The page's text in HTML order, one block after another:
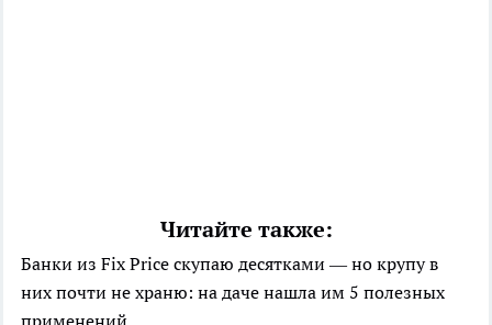
Читайте также:
Банки из Fix Price скупаю десятками — но крупу в
них почти не храню: на даче нашла им 5 полезных